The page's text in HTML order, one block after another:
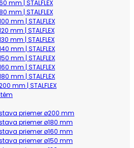
mm | STALFLEX
mm | STALFLEX
mm | STALFLEX
mm | STALFLEX
mm | STALFLEX
mm | STALFLEX
mm | STALFLEX
mm | STALFLEX
mm | STALFLEX
mm | STALFLEX
priemer ø200 mm
priemer ø180 mm
priemer ø160 mm
priemer ø150 mm